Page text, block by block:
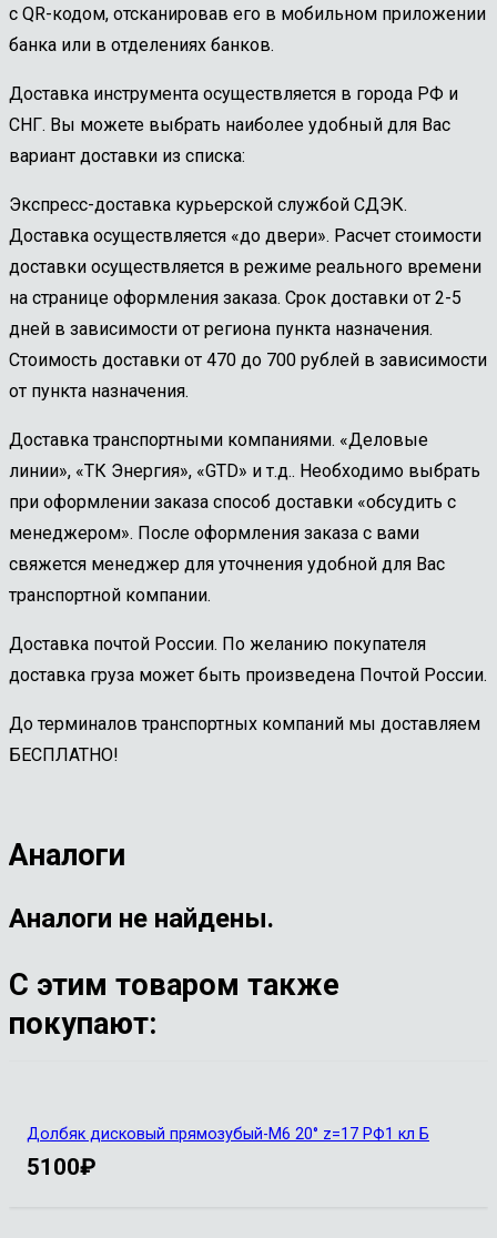
с QR-кодом, отсканировав его в мобильном приложении
банка или в отделениях банков.
Доставка инструмента осуществляется в города РФ и
СНГ. Вы можете выбрать наиболее удобный для Вас
вариант доставки из списка:
Экспресс-доставка курьерской службой СДЭК.
Доставка осуществляется «до двери». Расчет стоимости
доставки осуществляется в режиме реального времени
на странице оформления заказа. Срок доставки от 2-5
дней в зависимости от региона пункта назначения.
Стоимость доставки от 470 до 700 рублей в зависимости
от пункта назначения.
Доставка транспортными компаниями. «Деловые
линии», «ТК Энергия», «GTD» и т.д.. Необходимо выбрать
при оформлении заказа способ доставки «обсудить с
менеджером». После оформления заказа с вами
свяжется менеджер для уточнения удобной для Вас
транспортной компании.
Доставка почтой России. По желанию покупателя
доставка груза может быть произведена Почтой России.
До терминалов транспортных компаний мы доставляем
БЕСПЛАТНО!
Аналоги
Аналоги не найдены.
С этим товаром также
покупают:
Долбяк дисковый прямозубый-М6 20° z=17 РФ1 кл Б
5100₽